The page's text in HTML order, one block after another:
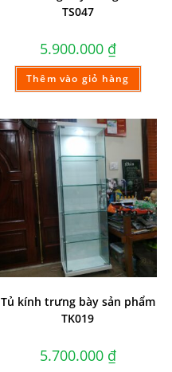
TS047
5.900.000 ₫
Thêm vào giỏ hàng
Tủ kính trưng bày sản phẩm
TK019
5.700.000 ₫